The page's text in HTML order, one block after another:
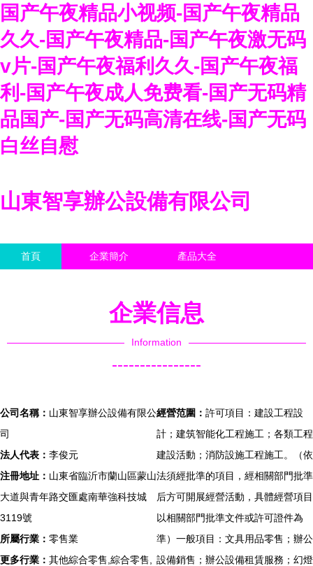
国产午夜精品小视频-国产午夜精品
久久-国产午夜精品-国产午夜激无码
v片-国产午夜福利久久-国产午夜福
利-国产午夜成人免费看-国产无码精
品国产-国产无码高清在线-国产无码
白丝自慰
山東智享辦公設備有限公司
首頁 企業簡介 產品大全
企業信息
Information
----------------
公司名稱： 山東智享辦公設備有限公
司
法人代表： 李俊元
注冊地址： 山東省臨沂市蘭山區蒙山
大道與青年路交匯處南華強科技城
3119號
所屬行業： 零售業
更多行業： 其他綜合零售,綜合零售,
經營范圍： 許可項目：建設工程設
計；建筑智能化工程施工；各類工程
建設活動；消防設施工程施工。（依
法須經批準的項目，經相關部門批準
后方可開展經營活動，具體經營項目
以相關部門批準文件或許可證件為
準）一般項目：文具用品零售；辦公
設備銷售；辦公設備租賃服務；幻燈